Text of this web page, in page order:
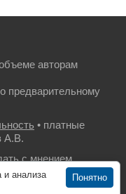
авторам
предварительному
• платные
А.В.
с мнением
Понятно
и анализа